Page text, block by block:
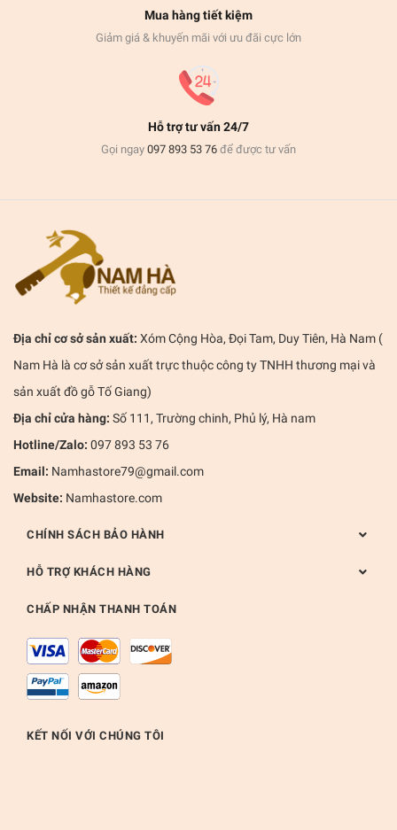
Mua hàng tiết kiệm
Giảm giá & khuyến mãi với ưu đãi cực lớn
Hỗ trợ tư vấn 24/7
Gọi ngay 097 893 53 76 để được tư vấn
Địa chỉ cơ sở sản xuất: Xóm Cộng Hòa, Đọi Tam, Duy Tiên, Hà Nam (
Nam Hà là cơ sở sản xuất trực thuộc công ty TNHH thương mại và
sản xuất đồ gỗ Tố Giang)
Địa chỉ cửa hàng: Số 111, Trường chinh, Phủ lý, Hà nam
Hotline/Zalo: 097 893 53 76
Email: Namhastore79@gmail.com
Website: Namhastore.com
CHÍNH SÁCH BẢO HÀNH
HỖ TRỢ KHÁCH HÀNG
CHẤP NHẬN THANH TOÁN
KẾT NỐI VỚI CHÚNG TÔI